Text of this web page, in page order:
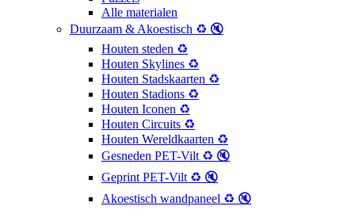
Alle materialen
Duurzaam & Akoestisch ♻️ 🔇
Houten steden ♻️
Houten Skylines ♻️
Houten Stadskaarten ♻️
Houten Stadions ♻️
Houten Iconen ♻️
Houten Circuits ♻️
Houten Wereldkaarten ♻️
Gesneden PET-Vilt ♻️ 🔇
Geprint PET-Vilt ♻️ 🔇
Akoestisch wandpaneel ♻️ 🔇